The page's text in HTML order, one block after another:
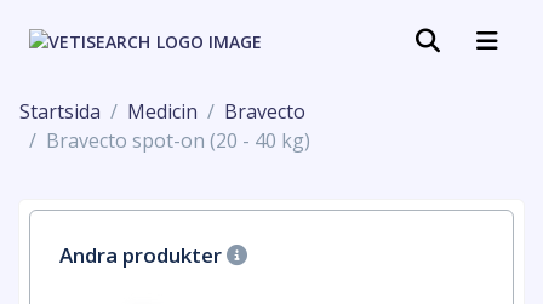
Startsida Medicin
Bravecto
Bravecto spot-on (20 - 40 kg)
Andra produkter